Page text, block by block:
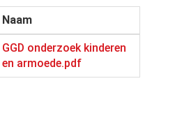
Naam
GGD onderzoek kinderen
en armoede.pdf